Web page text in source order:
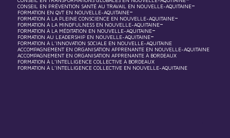
CONSEIL EN PRÉVENTION SANTÉ AU TRAVAIL EN NOUVELLE-AQUITAINE-
FORMATION EN QVT EN NOUVELLE-AQUITAINE-
FORMATION À LA PLEINE CONSCIENCE EN NOUVELLE-AQUITAINE-
FORMATION À LA MINDFULNESS EN NOUVELLE-AQUITAINE-
FORMATION À LA MÉDITATION EN NOUVELLE-AQUITAINE-
FORMATION AU LEADERSHIP EN NOUVELLE-AQUITAINE-
FORMATION À L’INNOVATION SOCIALE EN NOUVELLE-AQUITAINE
ACCOMPAGNEMENT EN ORGANISATION APPRENANTE EN NOUVELLE-AQUITAINE
ACCOMPAGNEMENT EN ORGANISATION APPRENANTE À BORDEAUX
FORMATION À L’INTELLIGENCE COLLECTIVE À BORDEAUX
FORMATION À L’INTELLIGENCE COLLECTIVE EN NOUVELLE-AQUITAINE